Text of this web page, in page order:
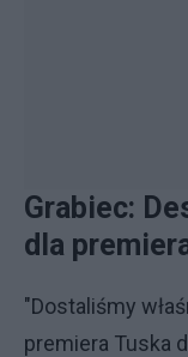
Grabiec:
dla
"Dostaliśmy
premiera Tuska